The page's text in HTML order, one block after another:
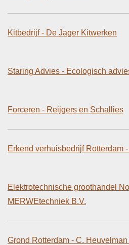
Kitbedrijf - De Jager Kitwerken
Staring Advies - Ecologisch
Forceren - Reijgers en Schallies
Erkend verhuisbedrijf Rotterdam
Elektrotechnische groothandel
MERWEtechniek B.V.
Grond Rotterdam - C.